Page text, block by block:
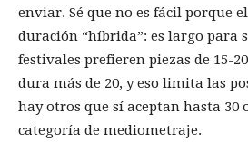
enviar. Sé que no es fácil porque
duración “híbrida”: es largo para
festivales prefieren piezas de 15-
dura más de 20, y eso limita las
hay otros que sí aceptan hasta 30
categoría de mediometraje.